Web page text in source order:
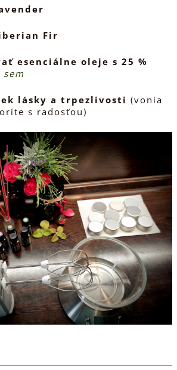
Fir
esenciálne oleje s 25 %
lásky a trpezlivosti (vonia
s radosťou)